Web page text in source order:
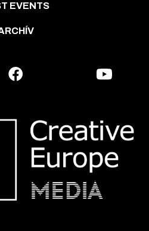
EVENTS